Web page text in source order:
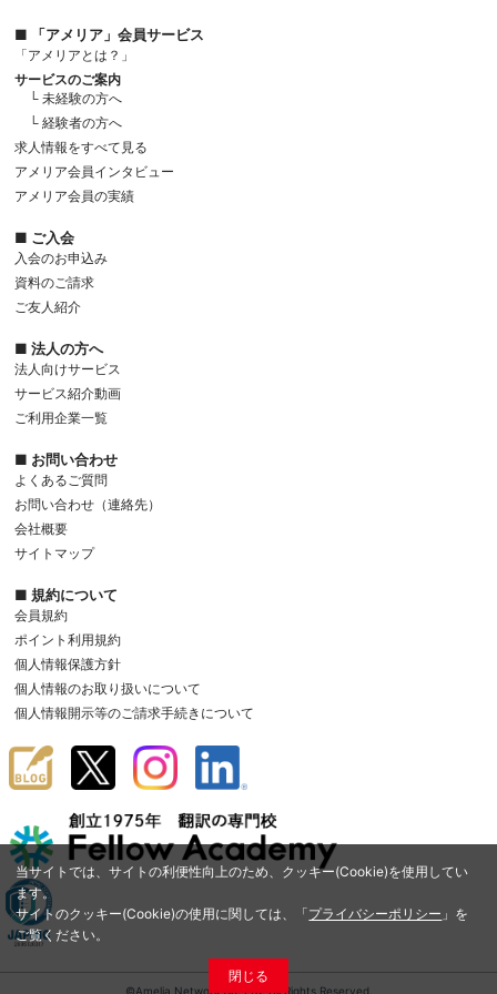
当サイトでは、サイトの利便性向上のため、クッキー(Cookie)を使用してい
ます。
サイトのクッキー(Cookie)の使用に関しては、「プライバシーポリシー 」を
ご覧ください。
閉じる
■ 「アメリア」会員サービス
「アメリアとは？」
サービスのご案内
└ 未経験の方へ
└ 経験者の方へ
求人情報をすべて見る
アメリア会員インタビュー
アメリア会員の実績
■ ご入会
入会のお申込み
資料のご請求
ご友人紹介
■ 法人の方へ
法人向けサービス
サービス紹介動画
ご利用企業一覧
■ お問い合わせ
よくあるご質問
お問い合わせ（連絡先）
会社概要
サイトマップ
■ 規約について
会員規約
ポイント利用規約
個人情報保護方針
個人情報のお取り扱いについて
個人情報開示等のご請求手続きについて
©Amelia Network Co.,Ltd. All Rights Reserved.